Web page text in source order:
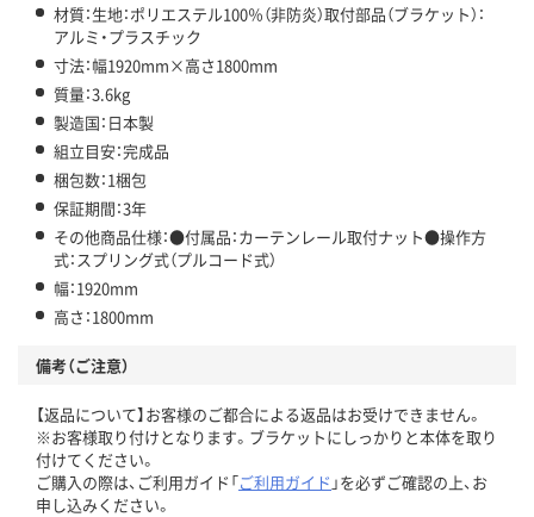
材質：生地：ポリエステル100％（非防炎）取付部品（ブラケット）：
アルミ・プラスチック
寸法：幅1920mm×高さ1800mm
質量：3.6kg
製造国：日本製
組立目安：完成品
梱包数：1梱包
保証期間：3年
その他商品仕様：●付属品：カーテンレール取付ナット●操作方
式：スプリング式（プルコード式）
幅：1920mm
高さ：1800mm
備考（ご注意）
【返品について】お客様のご都合による返品はお受けできません。
※お客様取り付けとなります。ブラケットにしっかりと本体を取り
付けてください。
ご購入の際は、ご利用ガイド「ご利用ガイド 」を必ずご確認の上、お
申し込みください。